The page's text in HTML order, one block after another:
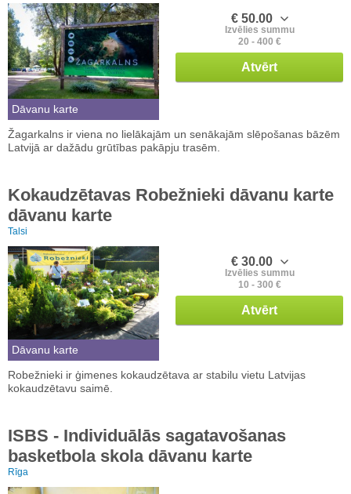
Dāvanu karte
€ 50.00
Izvēlies summu
20 - 400 €
Atvērt
Žagarkalns ir viena no lielākajām un senākajām slēpošanas bāzēm
Latvijā ar dažādu grūtības pakāpju trasēm.
Kokaudzētavas Robežnieki dāvanu karte
dāvanu karte
Talsi
Dāvanu karte
€ 30.00
Izvēlies summu
10 - 300 €
Atvērt
Robežnieki ir ģimenes kokaudzētava ar stabilu vietu Latvijas
kokaudzētavu saimē.
ISBS - Individuālās sagatavošanas
basketbola skola dāvanu karte
Rīga